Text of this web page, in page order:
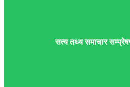
सत्य तथ्य समाचार